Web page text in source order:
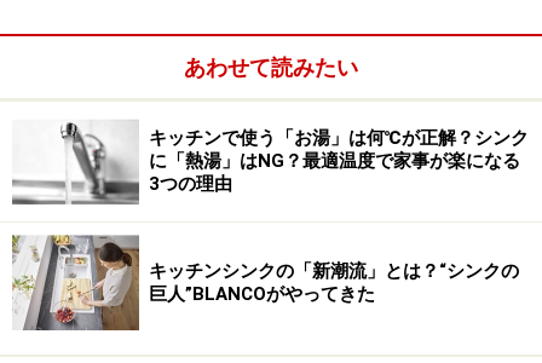
あわせて読みたい
キッチンで使う「お湯」は何℃が正解？シンク
に「熱湯」はNG？最適温度で家事が楽になる
3つの理由
キッチンシンクの「新潮流」とは？“シンクの
巨人”BLANCOがやってきた